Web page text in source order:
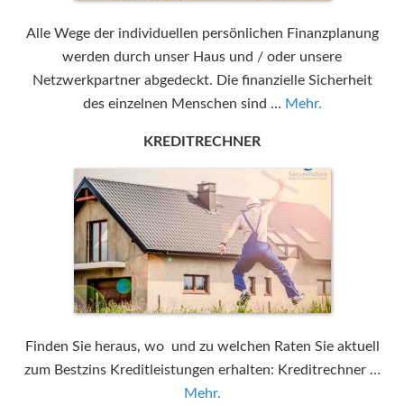
Alle Wege der individuellen persönlichen Finanzplanung
werden durch unser Haus und / oder unsere
Netzwerkpartner abgedeckt. Die finanzielle Sicherheit
des einzelnen Menschen sind … Mehr.
KREDITRECHNER
Finden Sie heraus, wo und zu welchen Raten Sie aktuell
zum Bestzins Kreditleistungen erhalten: Kreditrechner …
Mehr.